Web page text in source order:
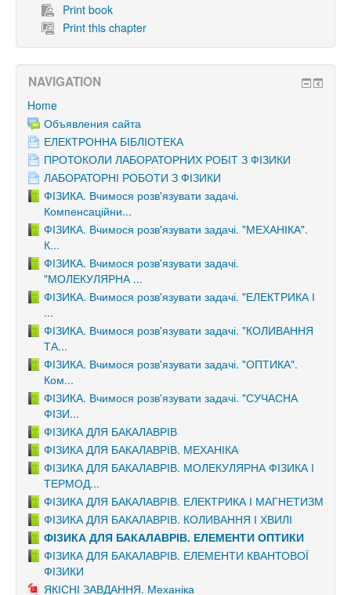
Print book
Print this chapter
NAVIGATION
Home
Объявления сайта
ЕЛЕКТРОННА БІБЛІОТЕКА
ПРОТОКОЛИ ЛАБОРАТОРНИХ РОБІТ З ФІЗИКИ
ЛАБОРАТОРНІ РОБОТИ З ФІЗИКИ
ФІЗИКА. Вчимося розв'язувати задачі.
Компенсаційни...
ФІЗИКА. Вчимося розв'язувати задачі. "МЕХАНІКА".
К...
ФІЗИКА. Вчимося розв'язувати задачі.
"МОЛЕКУЛЯРНА ...
ФІЗИКА. Вчимося розв'язувати задачі. "ЕЛЕКТРИКА І
...
ФІЗИКА. Вчимося розв'язувати задачі. "КОЛИВАННЯ
ТА...
ФІЗИКА. Вчимося розв'язувати задачі. "ОПТИКА".
Ком...
ФІЗИКА. Вчимося розв'язувати задачі. "СУЧАСНА
ФІЗИ...
ФІЗИКА ДЛЯ БАКАЛАВРІВ
ФІЗИКА ДЛЯ БАКАЛАВРІВ. МЕХАНІКА
ФІЗИКА ДЛЯ БАКАЛАВРІВ. МОЛЕКУЛЯРНА ФІЗИКА І
ТЕРМОД...
ФІЗИКА ДЛЯ БАКАЛАВРІВ. ЕЛЕКТРИКА І МАГНЕТИЗМ
ФІЗИКА ДЛЯ БАКАЛАВРІВ. КОЛИВАННЯ І ХВИЛІ
ФІЗИКА ДЛЯ БАКАЛАВРІВ. ЕЛЕМЕНТИ ОПТИКИ
ФІЗИКА ДЛЯ БАКАЛАВРІВ. ЕЛЕМЕНТИ КВАНТОВОЇ
ФІЗИКИ
ЯКІСНІ ЗАВДАННЯ. Механіка